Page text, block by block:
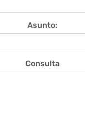
Asunto:
Consulta